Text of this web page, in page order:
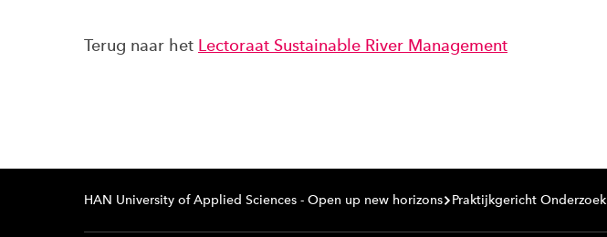
Terug naar het Lectoraat Sustainable River Management
HAN University of Applied Sciences - Open up new horizons Praktijkgericht Onderzoek